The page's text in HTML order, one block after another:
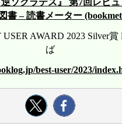
書 – 読書メーター
AWARD 2023 Silver
ば
best-user/2023/